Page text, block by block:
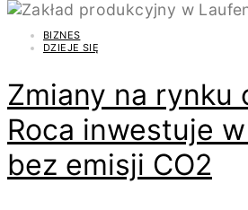
BIZNES
DZIEJE SIĘ
Zmiany na rynku
Roca inwestuje
bez emisji CO2